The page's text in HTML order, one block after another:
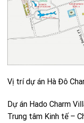
Vị trí dự án Hà Đô
Dự án Hado Charm
Trung tâm Kinh tế –